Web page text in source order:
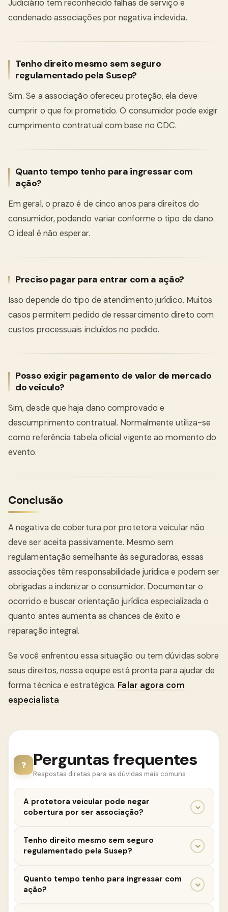
Judiciário tem reconhecido falhas de serviço e
condenado associações por negativa indevida.
Tenho direito mesmo sem seguro
regulamentado pela Susep?
Sim. Se a associação ofereceu proteção, ela deve
cumprir o que foi prometido. O consumidor pode exigir
cumprimento contratual com base no CDC.
Quanto tempo tenho para ingressar com
ação?
Em geral, o prazo é de cinco anos para direitos do
consumidor, podendo variar conforme o tipo de dano.
O ideal é não esperar.
Preciso pagar para entrar com a ação?
Isso depende do tipo de atendimento jurídico. Muitos
casos permitem pedido de ressarcimento direto com
custos processuais incluídos no pedido.
Posso exigir pagamento de valor de mercado
do veículo?
Sim, desde que haja dano comprovado e
descumprimento contratual. Normalmente utiliza-se
como referência tabela oficial vigente ao momento do
evento.
Conclusão
A negativa de cobertura por protetora veicular não
deve ser aceita passivamente. Mesmo sem
regulamentação semelhante às seguradoras, essas
associações têm responsabilidade jurídica e podem ser
obrigadas a indenizar o consumidor. Documentar o
ocorrido e buscar orientação jurídica especializada o
quanto antes aumenta as chances de êxito e
reparação integral.
Se você enfrentou essa situação ou tem dúvidas sobre
seus direitos, nossa equipe está pronta para ajudar de
forma técnica e estratégica. Falar agora com
especialista
Perguntas frequentes
Respostas diretas para as dúvidas mais comuns
A protetora veicular pode negar
cobertura por ser associação?
legal. O Judiciário tem reconhecido falhas de
serviço e condenado associações por negativa
Tenho direito mesmo sem seguro
regulamentado pela Susep?
cumprir o que foi prometido. O consumidor pode
exigir cumprimento contratual com base no CDC.
Quanto tempo tenho para ingressar com
ação?